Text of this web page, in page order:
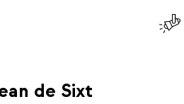
de Sixt